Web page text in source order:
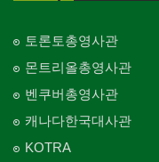
토론토총영사관
몬트리올총영사관
벤쿠버총영사관
캐나다한국대사관
KOTRA